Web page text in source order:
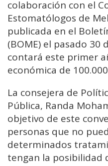
colaboración con el
Estomatólogos de
publicada en el
(BOME) el pasado 30
contará este primer
económica de
La consejera de
Pública, Randa
objetivo de este
personas que no
determinados
tengan la posibilidad